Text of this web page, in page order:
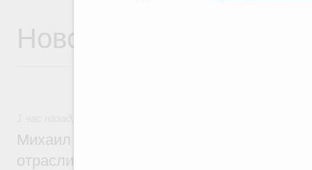
Новости
Михаил Мишустин поздравил
отрасли с профессиональным